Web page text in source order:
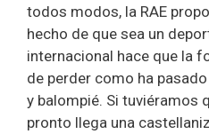
todos modos, la RAE
hecho de que sea un
internacional hace que la
de perder como ha
y balompié. Si tuviéramos
pronto llega una